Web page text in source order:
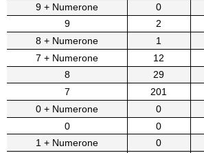
9 + Numerone
0
9
2
8 + Numerone
1
7 + Numerone
12
8
29
7
201
0 + Numerone
0
0
0
1 + Numerone
0